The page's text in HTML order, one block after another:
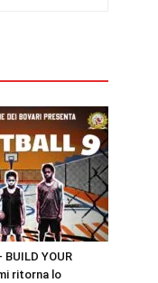
BUILD YOUR
ritorna lo